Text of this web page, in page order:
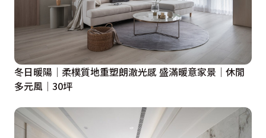
冬日暖陽│柔樸質地重塑朗澈光感 盛滿暖意家景│休閒
多元風│30坪